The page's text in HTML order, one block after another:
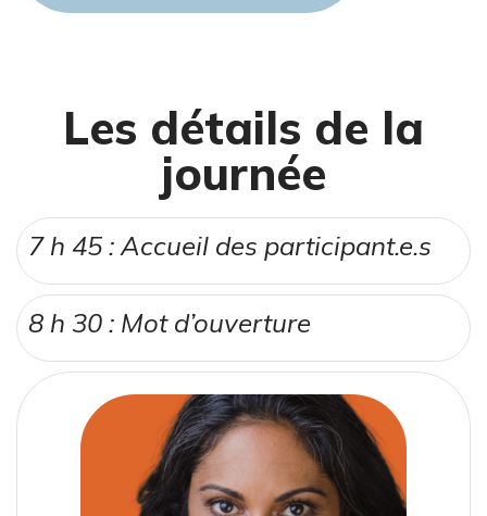
Les détails de la
journée
7 h 45 :Accueil des participant.e.s
8 h 30 : Mot d’ouverture